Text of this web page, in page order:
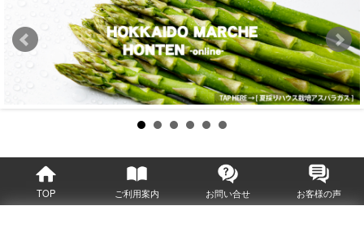
TOP ご利用案内 お問い合せ お客様の声